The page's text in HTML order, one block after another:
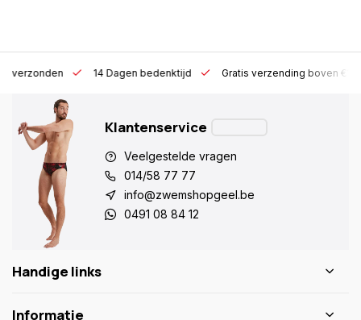
h verzonden 14 Dagen bedenktijd Gratis verzending boven
Klantenservice
Veelgestelde vragen
014/58 77 77
info@zwemshopgeel.be
0491 08 84 12
Handige links
Informatie